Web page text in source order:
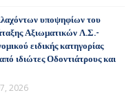
υποψηφίων του
Αξιωματικών Λ.Σ.-
ειδικής κατηγορίας
ιδιώτες Οδοντιάτρους και
2026